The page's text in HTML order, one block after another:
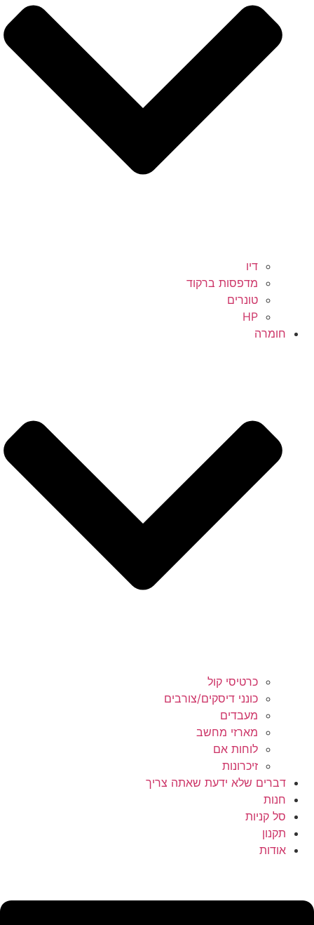
דיו
מדפסות ברקוד
טונרים
HP
חומרה
כרטיסי קול
כונני דיסקים/צורבים
מעבדים
מארזי מחשב
לוחות אם
זיכרונות
דברים שלא ידעת שאתה צריך
חנות
סל קניות
תקנון
אודות